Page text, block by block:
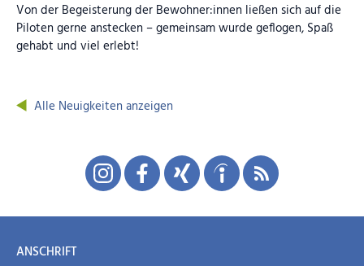
Von der Begeisterung der Bewohner:innen ließen sich auf die
Piloten gerne anstecken – gemeinsam wurde geflogen, Spaß
gehabt und viel erlebt!
Alle Neuigkeiten anzeigen
ANSCHRIFT